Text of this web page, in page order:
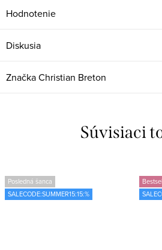
Hodnotenie
Diskusia
ZnačkaChristian Breton
Súvisiaci
Posledná šanca
SALECODE:SUMMER15:15:%